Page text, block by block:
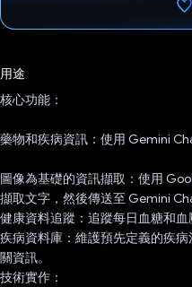
用途
核心功能：
藥物和疾病資訊：使用 Gemini
圖像為基礎的資訊擷取：使用
擷取文字，然後傳送至 Gemini
健康資料追蹤：追蹤每日血糖和血
疾病資料庫：維護預先定義的疾
關資訊。
技術實作：